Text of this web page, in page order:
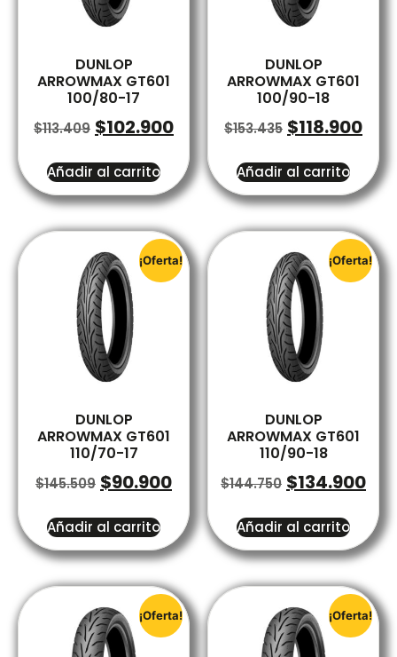
DUNLOP
ARROWMAX GT601
100/80-17
$113.409 $102.900
Añadir al carrito
DUNLOP
ARROWMAX GT601
100/90-18
$153.435 $118.900
Añadir al carrito
¡Oferta!
DUNLOP
ARROWMAX GT601
110/70-17
$145.509 $90.900
Añadir al carrito
¡Oferta!
DUNLOP
ARROWMAX GT601
110/90-18
$144.750 $134.900
Añadir al carrito
¡Oferta! ¡Oferta!